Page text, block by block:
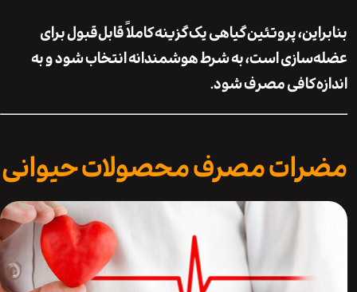
پروتئین گیاهی یک گزینه کاملاً قابل‌قبول برای
است، به شرط هوشمندانه انتخاب شود و به
کافی مصرف شود.
مصرف محصولات حیوانی